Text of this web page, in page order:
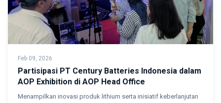
Feb 09, 2026
Partisipasi PT Century Batteries Indonesia dalam
AOP Exhibition di AOP Head Office
Menampilkan inovasi produk lithium serta inisiatif keberlanjutan